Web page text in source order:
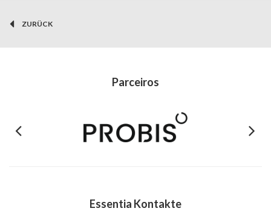
ZURÜCK
Parceiros
Previous Next
Essentia Kontakte